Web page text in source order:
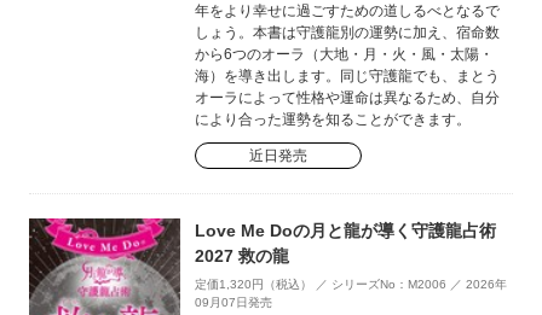
年をより幸せに過ごすための道しるべとなるで
しょう。本書は守護龍別の運勢に加え、宿命数
から6つのオーラ（大地・月・火・風・太陽・
海）を導き出します。同じ守護龍でも、まとう
オーラによって性格や運命は異なるため、自分
により合った運勢を知ることができます。
近日発売
Love Me Doの月と龍が導く守護龍占術
2027 救の龍
定価1,320円（税込） ／ シリーズNo：M2006 ／ 2026年
09月07日発売